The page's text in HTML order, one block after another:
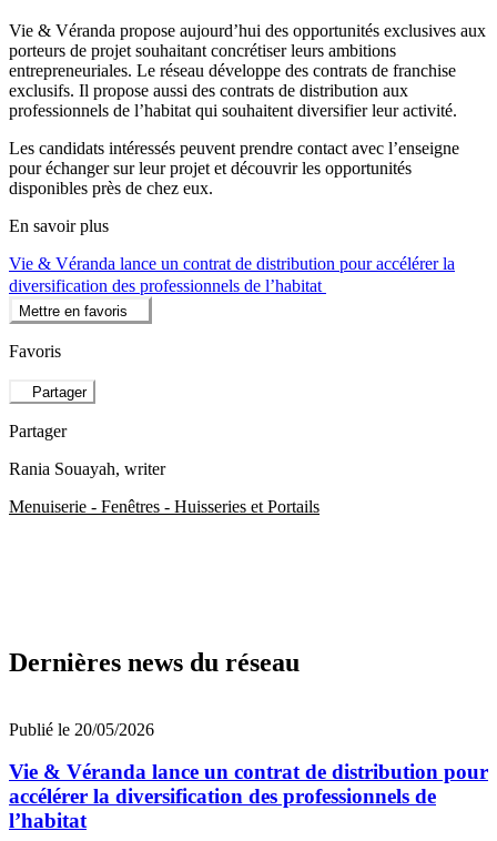
Vie & Véranda propose aujourd’hui des opportunités exclusives aux
porteurs de projet souhaitant concrétiser leurs ambitions
entrepreneuriales. Le réseau développe des contrats de franchise
exclusifs. Il propose aussi des contrats de distribution aux
professionnels de l’habitat qui souhaitent diversifier leur activité.
Les candidats intéressés peuvent prendre contact avec l’enseigne
pour échanger sur leur projet et découvrir les opportunités
disponibles près de chez eux.
En savoir plus
Vie & Véranda lance un contrat de distribution pour accélérer la
diversification des professionnels de l’habitat
Mettre en favoris
Favoris
Partager
Partager
Rania Souayah, writer
Menuiserie - Fenêtres - Huisseries et Portails
Dernières news du réseau
Publié le 20/05/2026
Vie & Véranda lance un contrat de distribution pour
accélérer la diversification des professionnels de
l’habitat